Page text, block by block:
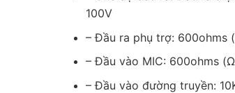
100V
– Đầu ra phụ trợ: 600ohms
– Đầu vào MIC: 600ohms
– Đầu vào đường truyền: